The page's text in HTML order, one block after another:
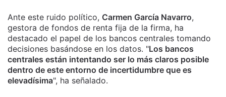
Ante este ruido político, Carmen García Navarro,
gestora de fondos de renta fija de la firma, ha
destacado el papel de los bancos centrales tomando
decisiones basándose en los datos. "Los bancos
centrales están intentando ser lo más claros posible
dentro de este entorno de incertidumbre que es
elevadísima", ha señalado.